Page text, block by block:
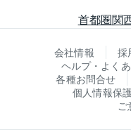
首都圏関
会社情報 採
ヘルプ・よく
各種お問合せ
個人情報保